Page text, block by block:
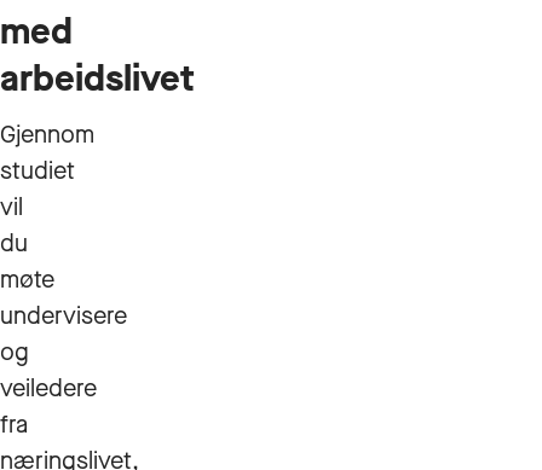
med
arbeidslivet
Gjennom
studiet
vil
du
møte
undervisere
og
veiledere
fra
næringslivet,